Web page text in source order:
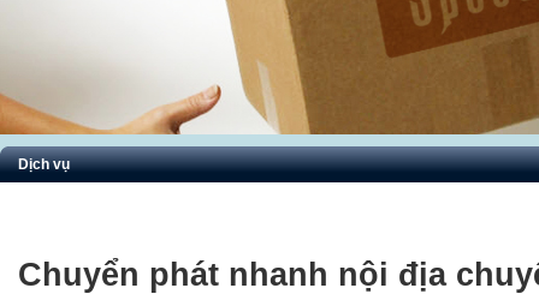
Dịch vụ
Chuyển phát nhanh nội địa